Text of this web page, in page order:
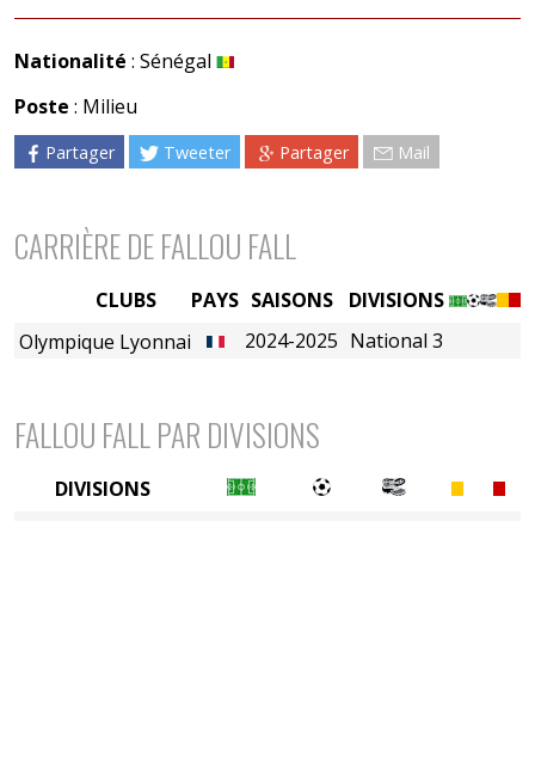
Nationalité : Sénégal
Poste : Milieu
Partager Tweeter Partager Mail
CARRIÈRE DE FALLOU FALL
PAYS SAISONS
DIVISIONS
2024-2025 National 3
CLUBS
Olympique Lyonnais (B)
FALLOU FALL PAR DIVISIONS
DIVISIONS